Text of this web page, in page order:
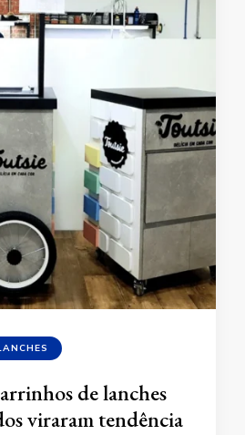
de lanches
viraram tendência